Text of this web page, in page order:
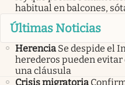
habitual en balcones,
Últimas Noticias
Herencia Se despide el
herederos pueden
una cláusula
Crisis migratoria